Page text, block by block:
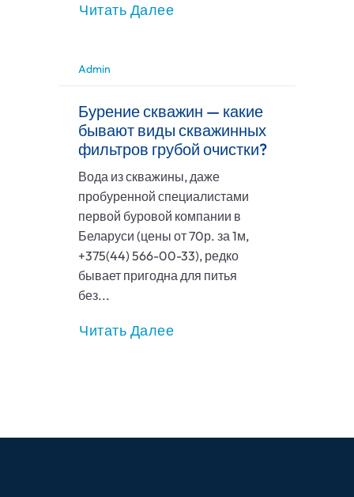
Читать Далее
Admin
Бурение скважин — какие
бывают виды скважинных
фильтров грубой очистки?
Вода из скважины, даже
пробуренной специалистами
первой буровой компании в
Беларуси (цены от 70р. за 1м,
+375(44) 566-00-33), редко
бывает пригодна для питья
без...
Читать Далее